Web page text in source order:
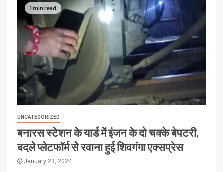
1 min read
UNCATEGORIZED
बनारस स्टेशन के यार्ड में इंजन के दो चक्के बेपटरी,
बदले प्लेटफॉर्म से रवाना हुई शिवगंगा एक्सप्रेस
January 23, 2024